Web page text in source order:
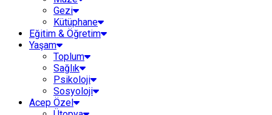
Gezi
Kütüphane
Eğitim & Öğretim
Yaşam
Toplum
Sağlık
Psikoloji
Sosyoloji
Acep Özel